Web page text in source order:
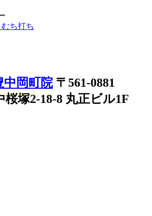
ち打ち
〒561-0881
桜塚2-18-8 丸正ビル1F